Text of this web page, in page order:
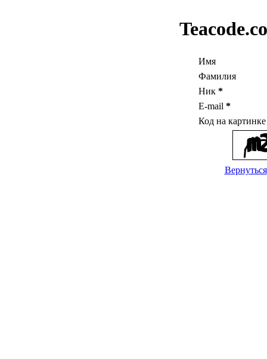
Имя
Фамилия
Ник *
E-mail *
Код на
Вернуться